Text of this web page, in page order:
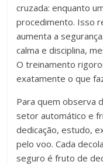
cruzada: enquanto
procedimento. Isso
aumenta a
calma e disciplina,
O treinamento
exatamente o que
Para quem observa
setor automático e
dedicação, estudo,
pelo voo. Cada
seguro é fruto de